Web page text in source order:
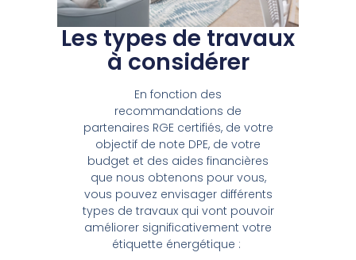
Les types de travaux
à considérer
En fonction des
recommandations de
partenaires RGE certifiés, de votre
objectif de note DPE, de votre
budget et des aides financières
que nous obtenons pour vous,
vous pouvez envisager différents
types de travaux qui vont pouvoir
améliorer significativement votre
étiquette énergétique :